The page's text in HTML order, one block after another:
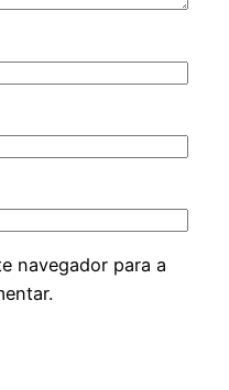
navegador para a